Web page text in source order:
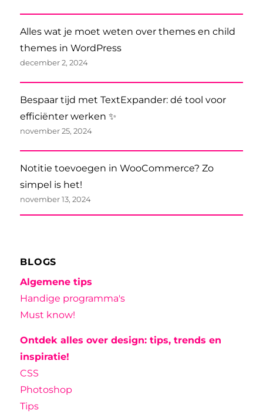
Alles wat je moet weten over themes en child
themes in WordPress
december 2, 2024
Bespaar tijd met TextExpander: dé tool voor
efficiënter werken ✨
november 25, 2024
Notitie toevoegen in WooCommerce? Zo
simpel is het!
november 13, 2024
BLOGS
Algemene tips
Handige programma's
Must know!
Ontdek alles over design: tips, trends en
inspiratie!
CSS
Photoshop
Tips